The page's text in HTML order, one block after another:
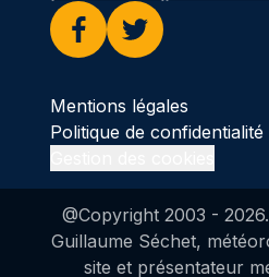
Facebook
Twitter
Mentions légales
Politique de confidentialité
@Copyright 2003 - 2026
Guillaume Séchet,
site et présentateur